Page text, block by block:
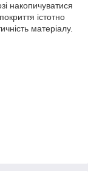
накопичуватися
істотно
матеріалу.